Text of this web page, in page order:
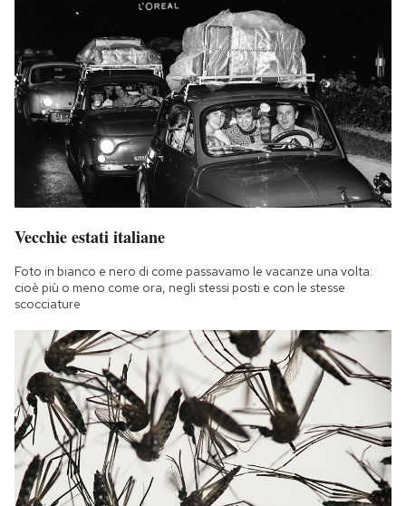
Vecchie estati italiane
Foto in bianco e nero di come passavamo le vacanze una volta:
cioè più o meno come ora, negli stessi posti e con le stesse
scocciature